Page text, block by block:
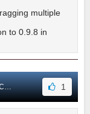
multiple
to 0.9.8 in
1